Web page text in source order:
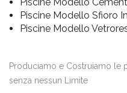
Piscine Modello Sfioro
Piscine Modello
Produciamo e Costruiamo le
senza nessun Limite